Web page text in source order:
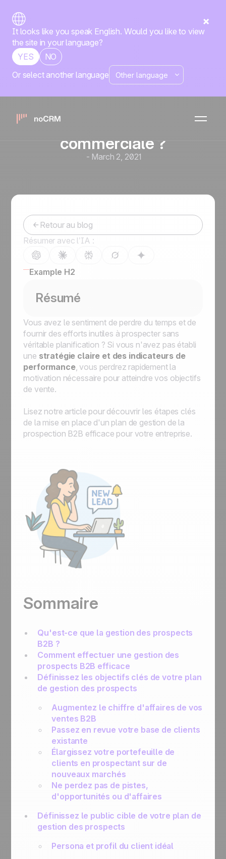
It looks like you speak English. Would you like to view
the site in your language?
YES
NO
Or select another language
Comment utiliser un plan
de gestion des prospects
pour améliorer vos
stratégies de prospection
commerciale ?
- March 2, 2021
Retour au blog
Résumer avec l’IA :
Example H2
Résumé
Vous avez le sentiment de perdre du temps et de
fournir des efforts inutiles à prospecter sans
véritable planification ? Si vous n'avez pas établi
une stratégie claire et des indicateurs de
performance, vous perdrez rapidement la
motivation nécessaire pour atteindre vos objectifs
de vente.
Lisez notre article pour découvrir les étapes clés
de la mise en place d'un plan de gestion de la
prospection B2B efficace pour votre entreprise.
Sommaire
Qu'est-ce que la gestion des prospects
B2B ?
Comment effectuer une gestion des
prospects B2B efficace
Définissez les objectifs clés de votre plan
de gestion des prospects
Augmentez le chiffre d'affaires de vos
ventes B2B
Passez en revue votre base de clients
existante
Élargissez votre portefeuille de
clients en prospectant sur de
nouveaux marchés
Ne perdez pas de pistes,
d'opportunités ou d'affaires
Définissez le public cible de votre plan de
gestion des prospects
Persona et profil du client idéal